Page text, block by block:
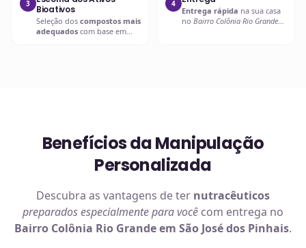
3
Bioativos
Seleção dos compostos mais
adequados com base em
4
Entrega rápida na sua casa
no Bairro Colônia Rio Grande
Benefícios da Manipulação
Personalizada
Descubra as vantagens de ter nutracêuticos
preparados especialmente para você com entrega no
Bairro Colônia Rio Grande em São José dos Pinhais.